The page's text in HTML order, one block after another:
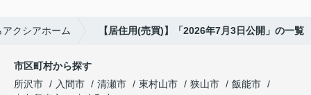
クシアホーム 【居住用(売買)】「2026年7月3日公開」の一覧
市区町村から探す
所沢市
入間市 清瀬市 東村山市 狭山市
飯能市